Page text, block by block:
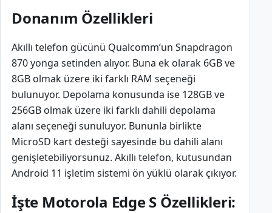
Donanım Özellikleri
Akıllı telefon gücünü Qualcomm’un Snapdragon
870 yonga setinden alıyor. Buna ek olarak 6GB ve
8GB olmak üzere iki farklı RAM seçeneği
bulunuyor. Depolama konusunda ise 128GB ve
256GB olmak üzere iki farklı dahili depolama
alanı seçeneği sunuluyor. Bununla birlikte
MicroSD kart desteği sayesinde bu dahili alanı
genişletebiliyorsunuz. Akıllı telefon, kutusundan
Android 11 işletim sistemi ön yüklü olarak çıkıyor.
İşte Motorola Edge S Özellikleri: